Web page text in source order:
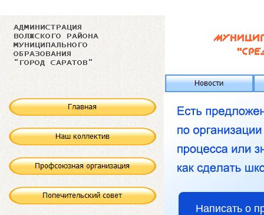
Написать о